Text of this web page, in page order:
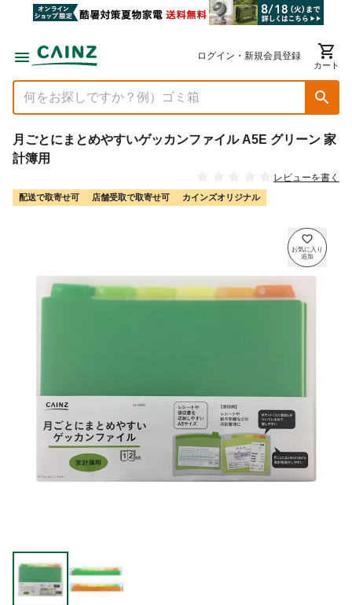
ログイン・新規会員登録
カート
月ごとにまとめやすいゲッカンファイル A5E グリーン 家
計簿用
レビューを書く
配送で取寄せ可 店舗受取で取寄せ可 カインズオリジナル